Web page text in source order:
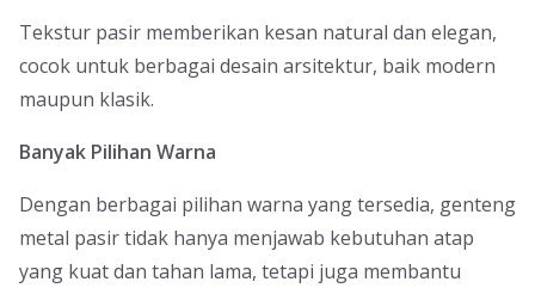
Tekstur pasir memberikan kesan natural dan elegan,
cocok untuk berbagai desain arsitektur, baik modern
maupun klasik.
Banyak Pilihan Warna
Dengan berbagai pilihan warna yang tersedia, genteng
metal pasir tidak hanya menjawab kebutuhan atap
yang kuat dan tahan lama, tetapi juga membantu